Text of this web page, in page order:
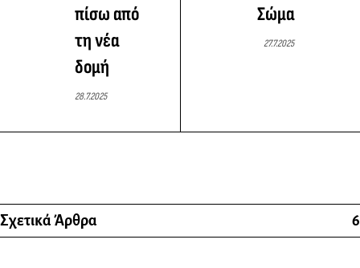
πίσω από
τη νέα
δομή
28.7.2025
Σώμα
27.7.2025
Σχετικά Άρθρα 6